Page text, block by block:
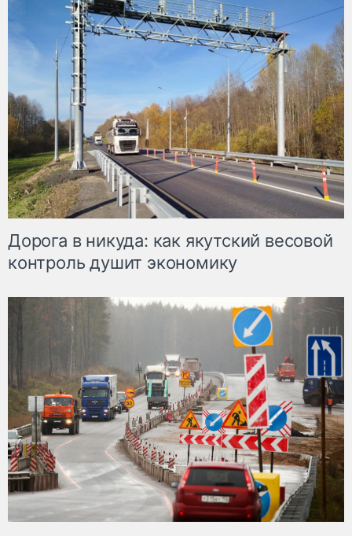
Дорога в никуда: как якутский весовой
контроль душит экономику